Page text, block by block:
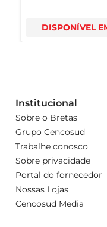
DISPONÍVEL
Institucional
Sobre o Bretas
Grupo Cencosud
Trabalhe conosco
Sobre privacidade
Portal do fornecedor
Nossas Lojas
Cencosud Media